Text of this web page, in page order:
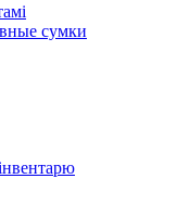
сумки